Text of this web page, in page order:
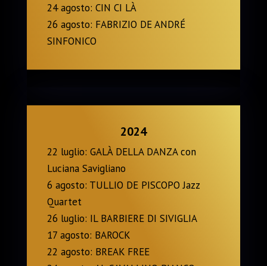
24 agosto: CIN CI LÀ
26 agosto: FABRIZIO DE ANDRÉ
SINFONICO
2024
22 luglio: GALÀ DELLA DANZA con
Luciana Savigliano
6 agosto: TULLIO DE PISCOPO Jazz
Quartet
26 luglio: IL BARBIERE DI SIVIGLIA
17 agosto: BAROCK
22 agosto: BREAK FREE